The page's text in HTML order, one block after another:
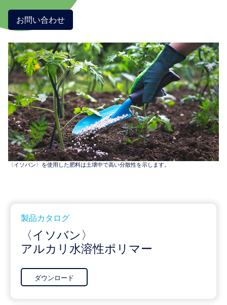
お問い合わせ
〈イソバン〉を使用した肥料は土壌中で高い分散性を示します。
製品カタログ
〈イソバン〉
アルカリ水溶性ポリマー
ダウンロード